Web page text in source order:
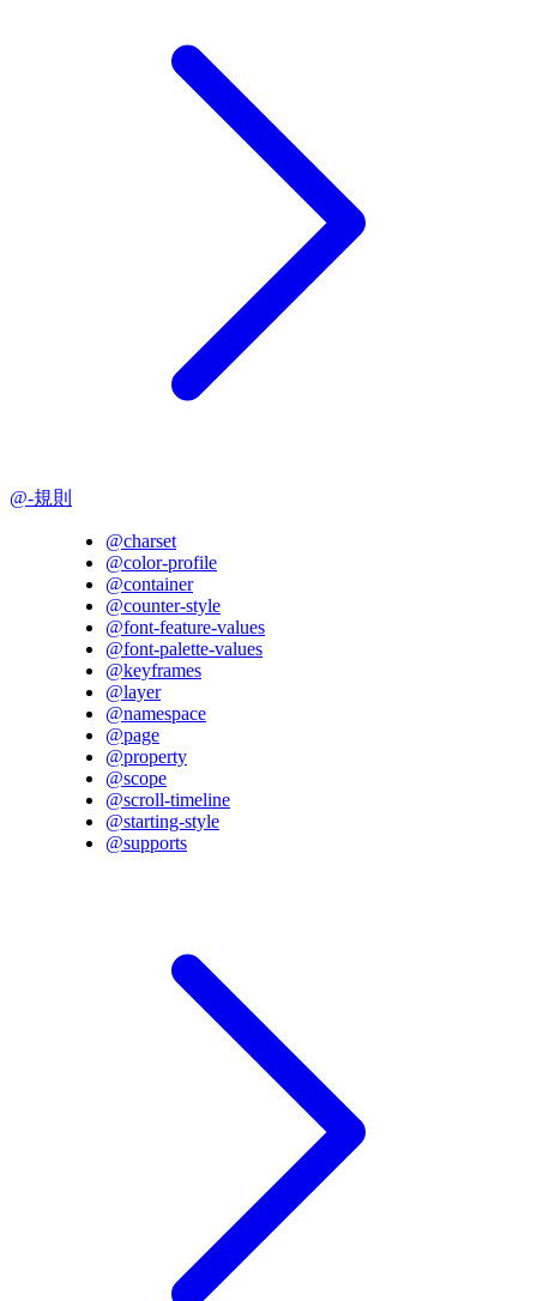
@-規則
@charset
@color-profile
@container
@counter-style
@font-feature-values
@font-palette-values
@keyframes
@layer
@namespace
@page
@property
@scope
@scroll-timeline
@starting-style
@supports